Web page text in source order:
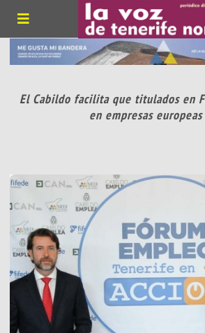
El Cabildo facilita que titulados en
en empresas